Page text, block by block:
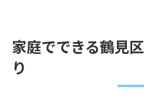
家庭でできる鶴見
り